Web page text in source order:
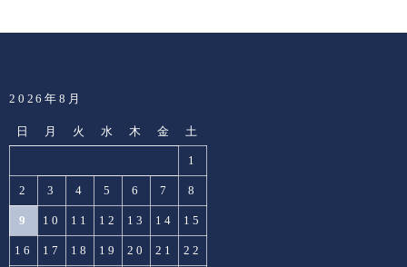
2026年8月
日 月 火 水 木 金 土
1
2 3 4 5 6 7 8
9 10 11 12 13 14 15
16 17 18 19 20 21 22